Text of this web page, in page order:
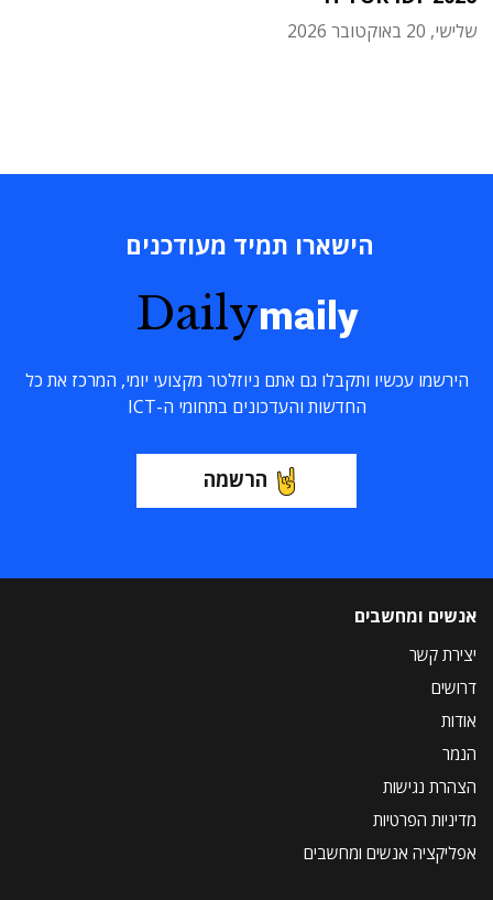
שלישי, 20 באוקטובר 2026
הישארו תמיד מעודכנים
Dailymaily
הירשמו עכשיו ותקבלו גם אתם ניוזלטר מקצועי יומי, המרכז את כל
החדשות והעדכונים בתחומי ה-ICT
הרשמה
אנשים ומחשבים
יצירת קשר
דרושים
אודות
הנמר
הצהרת נגישות
מדיניות הפרטיות
אפליקציה אנשים ומחשבים